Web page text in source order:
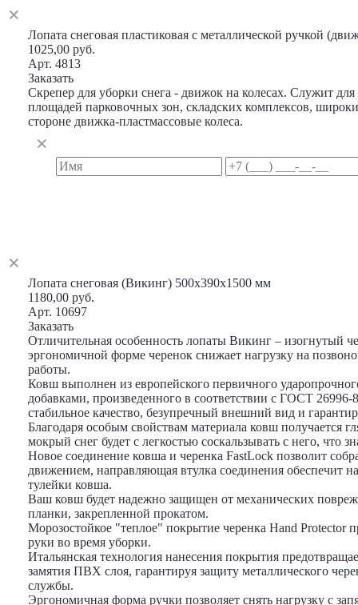
Лопата снеговая пластиковая с металлической ручкой
1025,00 руб.
Арт. 4813
Заказать
Скрепер для уборки снега - движок на колесах. Служит
площадей парковочных зон, складских комплексов,
стороне движка-пластмассовые колеса.
Лопата снеговая (Викинг) 500х390х1500 мм
1180,00 руб.
Арт. 10697
Заказать
Отличительная особенность лопаты Викинг – изогнутый
эргономичной форме черенок снижает нагрузку на
работы.
Ковш выполнен из европейского первичного
добавками, произведенного в соответствии с ГОСТ 26996-
стабильное качество, безупречный внешний вид и
Благодаря особым свойствам материала ковш получается
мокрый снег будет с легкостью соскальзывать с него, что
Новое соединение ковша и черенка FastLock позволит
движением, направляющая втулка соединения обеспечит
тулейки ковша.
Ваш ковш будет надежно защищен от механических
планки, закрепленной прокатом.
Морозостойкое "теплое" покрытие черенка Hand Protector
руки во время уборки.
Итальянская технология нанесения покрытия
замятия ПВХ слоя, гарантируя защиту металлического
службы.
Эргономичная форма ручки позволяет снять нагрузку с